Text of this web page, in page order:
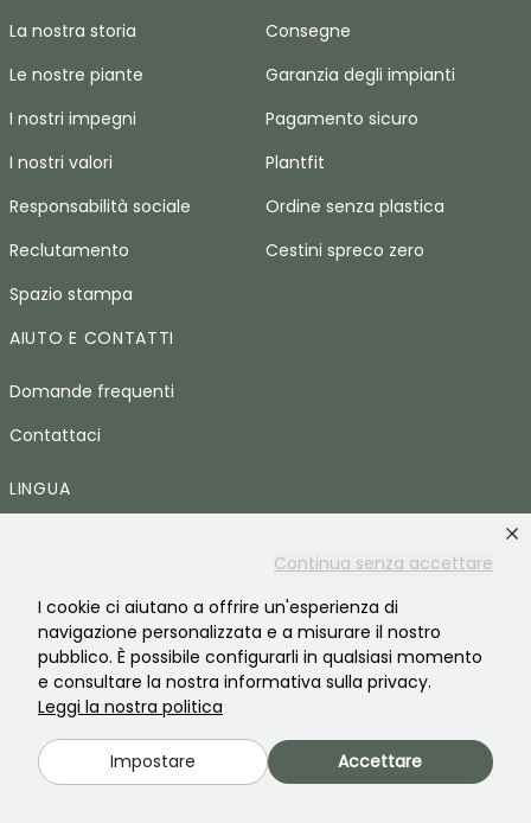
Continua senza accettare
I cookie ci aiutano a offrire un'esperienza di
navigazione personalizzata e a misurare il nostro
pubblico. È possibile configurarli in qualsiasi momento
e consultare la nostra informativa sulla privacy.
Leggi la nostra politica
Impostare Accettare
La nostra storia
Le nostre piante
I nostri impegni
I nostri valori
Responsabilità sociale
Reclutamento
Spazio stampa
Consegne
Garanzia degli impianti
Pagamento sicuro
Plantfit
Ordine senza plastica
Cestini spreco zero
AIUTO E CONTATTI
Domande frequenti
Contattaci
LINGUA
Promessedefleurs.de
Promessedefleurs.es
Promessedefleurs.at
Promessedefleurs.pt